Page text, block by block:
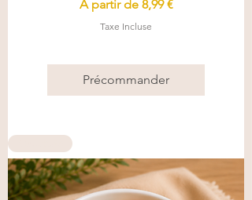
À partir de 8,99 €
Prix promotionnel
Taxe Incluse
Précommander